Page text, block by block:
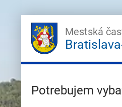
Mestská
Potrebujem